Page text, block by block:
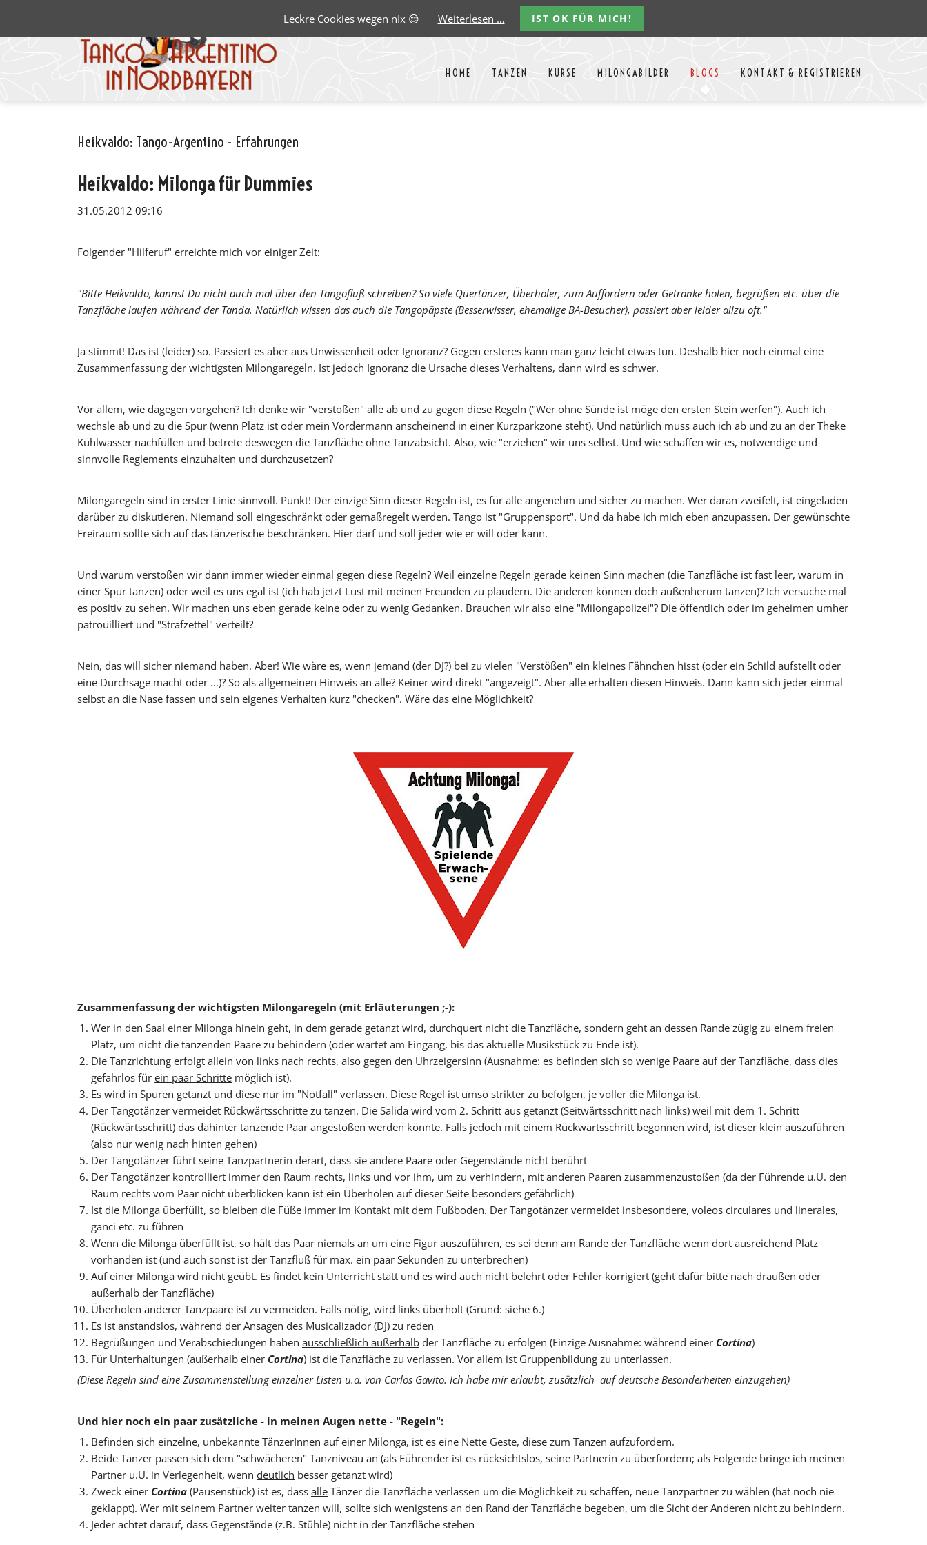
HOME TANZEN
Liste aller Events des kommenden Jahres
KURSE
Blanco y
Oscar y Vicky SteffiTango
Tango y más
TANZerei
Tanzschule
MILONGABILDER BLOGS KONTAKT & REGISTRIEREN
Kontakt
Heikvaldo: Tango-Argentino - Erfahrungen
Heikvaldo: Milonga für Dummies
31.05.2012 09:16
Folgender "Hilferuf" erreichte mich vor einiger Zeit:
"Bitte Heikvaldo, kannst Du nicht auch mal über den Tangofluß schreiben? So viele Quertänzer, Überholer, zum Auffordern oder Getränke holen, begrüßen etc. über die
Tanzfläche laufen während der Tanda. Natürlich wissen das auch die Tangopäpste (Besserwisser, ehemalige BA-Besucher), passiert aber leider allzu oft."
Ja stimmt! Das ist (leider) so. Passiert es aber aus Unwissenheit oder Ignoranz? Gegen ersteres kann man ganz leicht etwas tun. Deshalb hier noch einmal eine
Zusammenfassung der wichtigsten Milongaregeln. Ist jedoch Ignoranz die Ursache dieses Verhaltens, dann wird es schwer.
Vor allem, wie dagegen vorgehen? Ich denke wir "verstoßen" alle ab und zu gegen diese Regeln ("Wer ohne Sünde ist möge den ersten Stein werfen"). Auch ich
wechsle ab und zu die Spur (wenn Platz ist oder mein Vordermann anscheinend in einer Kurzparkzone steht). Und natürlich muss auch ich ab und zu an der Theke
Kühlwasser nachfüllen und betrete deswegen die Tanzfläche ohne Tanzabsicht. Also, wie "erziehen" wir uns selbst. Und wie schaffen wir es, notwendige und
sinnvolle Reglements einzuhalten und durchzusetzen?
Milongaregeln sind in erster Linie sinnvoll. Punkt! Der einzige Sinn dieser Regeln ist, es für alle angenehm und sicher zu machen. Wer daran zweifelt, ist eingeladen
darüber zu diskutieren. Niemand soll eingeschränkt oder gemaßregelt werden. Tango ist "Gruppensport". Und da habe ich mich eben anzupassen. Der gewünschte
Freiraum sollte sich auf das tänzerische beschränken. Hier darf und soll jeder wie er will oder kann.
Und warum verstoßen wir dann immer wieder einmal gegen diese Regeln? Weil einzelne Regeln gerade keinen Sinn machen (die Tanzfläche ist fast leer, warum in
einer Spur tanzen) oder weil es uns egal ist (ich hab jetzt Lust mit meinen Freunden zu plaudern. Die anderen können doch außenherum tanzen)? Ich versuche mal
es positiv zu sehen. Wir machen uns eben gerade keine oder zu wenig Gedanken. Brauchen wir also eine "Milongapolizei"? Die öffentlich oder im geheimen umher
patrouilliert und "Strafzettel" verteilt?
Nein, das will sicher niemand haben. Aber! Wie wäre es, wenn jemand (der DJ?) bei zu vielen "Verstößen" ein kleines Fähnchen hisst (oder ein Schild aufstellt oder
eine Durchsage macht oder ...)? So als allgemeinen Hinweis an alle? Keiner wird direkt "angezeigt". Aber alle erhalten diesen Hinweis. Dann kann sich jeder einmal
selbst an die Nase fassen und sein eigenes Verhalten kurz "checken". Wäre das eine Möglichkeit?
Zusammenfassung der wichtigsten Milongaregeln (mit Erläuterungen ;-):
Wer in den Saal einer Milonga hinein geht, in dem gerade getanzt wird, durchquert nicht die Tanzfläche, sondern geht an dessen Rande zügig zu einem freien
Platz, um nicht die tanzenden Paare zu behindern (oder wartet am Eingang, bis das aktuelle Musikstück zu Ende ist).
Die Tanzrichtung erfolgt allein von links nach rechts, also gegen den Uhrzeigersinn (Ausnahme: es befinden sich so wenige Paare auf der Tanzfläche, dass dies
gefahrlos für ein paar Schrittemöglich ist).
Es wird in Spuren getanzt und diese nur im "Notfall" verlassen. Diese Regel ist umso strikter zu befolgen, je voller die Milonga ist.
Der Tangotänzer vermeidet Rückwärtsschritte zu tanzen. Die Salida wird vom 2. Schritt aus getanzt (Seitwärtsschritt nach links) weil mit dem 1. Schritt
(Rückwärtsschritt) das dahinter tanzende Paar angestoßen werden könnte. Falls jedoch mit einem Rückwärtsschritt begonnen wird, ist dieser klein auszuführen
(also nur wenig nach hinten gehen)
Der Tangotänzer führt seine Tanzpartnerin derart, dass sie andere Paare oder Gegenstände nicht berührt
Der Tangotänzer kontrolliert immer den Raum rechts, links und vor ihm, um zu verhindern, mit anderen Paaren zusammenzustoßen (da der Führende u.U. den
Raum rechts vom Paar nicht überblicken kann ist ein Überholen auf dieser Seite besonders gefährlich)
Ist die Milonga überfüllt, so bleiben die Füße immer im Kontakt mit dem Fußboden. Der Tangotänzer vermeidet insbesondere, voleos circularesund linerales,
ganci etc. zu führen
Wenn die Milonga überfüllt ist, so hält das Paar niemals an um eine Figur auszuführen, es sei denn am Rande der Tanzfläche wenn dort ausreichend Platz
vorhanden ist (und auch sonst ist der Tanzfluß für max. ein paar Sekunden zu unterbrechen)
Auf einer Milonga wird nicht geübt. Es findet kein Unterricht statt und es wird auch nicht belehrt oder Fehler korrigiert (geht dafür bitte nach draußen oder
außerhalb der Tanzfläche)
Überholen anderer Tanzpaare ist zu vermeiden. Falls nötig, wird links überholt (Grund: siehe 6.)
Es ist anstandslos, während der Ansagen des Musicalizador (DJ) zu reden
Begrüßungen und Verabschiedungen haben ausschließlich außerhalbder Tanzfläche zu erfolgen (Einzige Ausnahme: während einer Cortina)
Für Unterhaltungen (außerhalb einer Cortina) ist die Tanzfläche zu verlassen. Vor allem ist Gruppenbildung zu unterlassen.
(Diese Regeln sind eine Zusammenstellung einzelner Listen u.a. von Carlos Gavito. Ich habe mir erlaubt, zusätzlich auf deutsche Besonderheiten einzugehen)
Und hier noch ein paar zusätzliche - in meinen Augen nette - "Regeln":
Befinden sich einzelne, unbekannte TänzerInnen auf einer Milonga, ist es eine Nette Geste, diese zum Tanzen aufzufordern.
Beide Tänzer passen sich dem "schwächeren" Tanzniveau an (als Führender ist es rücksichtslos, seine Partnerin zu überfordern; als Folgende bringe ich meinen
Partner u.U. in Verlegenheit, wenn deutlich besser getanzt wird)
Zweck einer Cortina (Pausenstück) ist es, dass alleTänzer die Tanzfläche verlassen um die Möglichkeit zu schaffen, neue Tanzpartner zu wählen (hat noch nie
geklappt). Wer mit seinem Partner weiter tanzen will, sollte sich wenigstens an den Rand der Tanzfläche begeben, um die Sicht der Anderen nicht zu behindern.
Jeder achtet darauf, dass Gegenstände (z.B. Stühle) nicht in der Tanzfläche stehen
Leckre Cookies wegen nIx 😊 Weiterlesen … IST OK FÜR MICH!